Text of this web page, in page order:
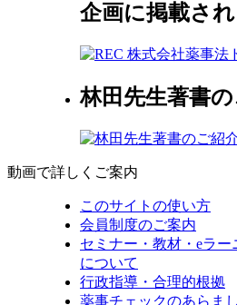
企画に掲載され
林田先生著書
動画で詳しくご案内
このサイトの使い方
会員制度のご案内
セミナー・教材・eラー
について
行政指導・合理的根拠
薬事チェックのあらまし